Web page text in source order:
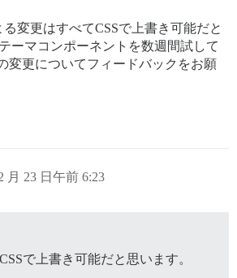
る変更はすべてCSSで上書き可能だと
ーマコンポーネントを数週間試して
変更についてフィードバックをお願
月 23 日午前 6:23
で上書き可能だと思います。